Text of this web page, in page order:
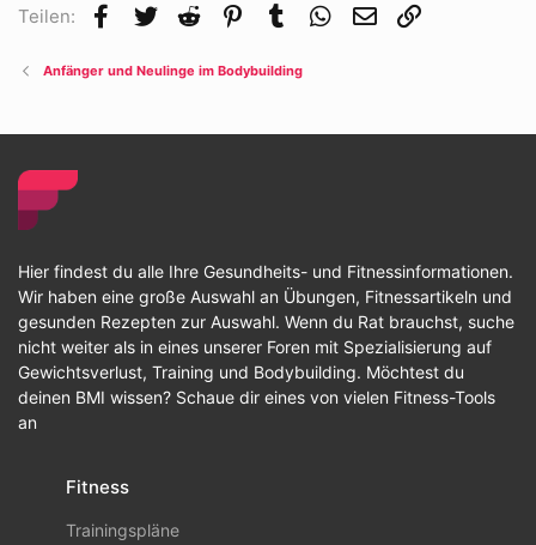
Teilen: Facebook
Twitter Reddit Pinterest
Tumblr WhatsApp
E-Mail
Anfänger und Neulinge im Bodybuilding
Hier findest du alle Ihre Gesundheits- und Fitnessinformationen.
Wir haben eine große Auswahl an Übungen, Fitnessartikeln und
gesunden Rezepten zur Auswahl. Wenn du Rat brauchst, suche
nicht weiter als in eines unserer Foren mit Spezialisierung auf
Gewichtsverlust, Training und Bodybuilding. Möchtest du
deinen BMI wissen? Schaue dir eines von vielen Fitness-Tools
an
Fitness
Trainingspläne